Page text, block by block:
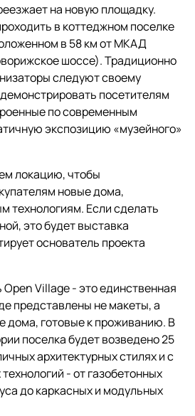
на новую площадку.
в коттеджном поселке
в 58 км от МКАД
шоссе). Традиционно
следуют своему
посетителям
по современным
экспозицию «музейного»
локацию, чтобы
новые дома,
технологиям. Если сделать
это будет выставка
основатель проекта
Open Village - это единственная
представлены не макеты, а
дома, готовые к проживанию. В
поселка будет возведено 25
архитектурных стилях и с
- от газобетонных
до каркасных и модульных